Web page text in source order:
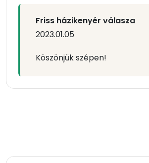
Friss házikenyér válasza
2023.01.05
Köszönjük szépen!